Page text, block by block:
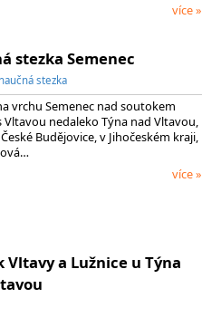
více »
stezka Semenec
stezka
vrchu Semenec nad soutokem
Vltavou nedaleko Týna nad Vltavou,
Budějovice, v Jihočeském kraji,
více »
Vltavy a Lužnice u Týna